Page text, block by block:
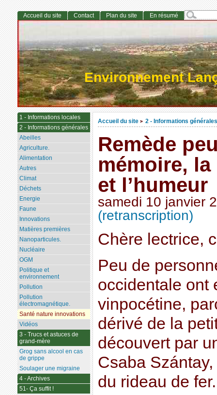
Environnement
Accueil du site > 2 - Informations générales
Remède
mémoire,
et l’humeur
samedi 10 janvier
(retranscription)
Chère lectrice,
Peu de
occidentale ont
vinpocétine,
dérivé de la
découvert par
Csaba
du rideau de fer.
Accueil du site Contact Plan du site En résumé
1 - Informations locales
2 - Informations générales
Abeilles
Agriculture.
Alimentation
Autres
Climat
Déchets
Energie
Faune
Innovations
Matières premières
Nanoparticules.
Nucléaire
OGM
Politique et
environnement
Pollution
Pollution
électromagnétique.
Santé nature innovations
Vidéos
3 - Trucs et astuces de
grand-mère
Grog sans alcool en cas
de grippe
Soulager une migraine
4 - Archives
51- Ça suffit !